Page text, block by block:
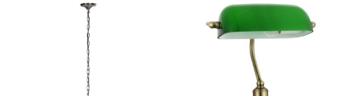
325€.
es:
275€.